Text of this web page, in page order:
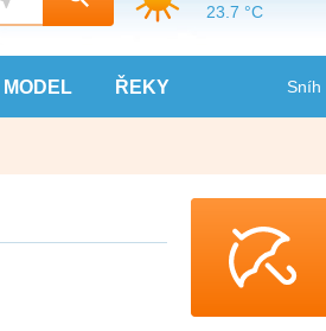
MODEL ŘEKY Sníh
23.7 °C